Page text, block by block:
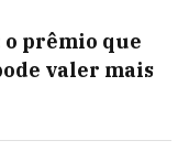
prêmio que
valer mais